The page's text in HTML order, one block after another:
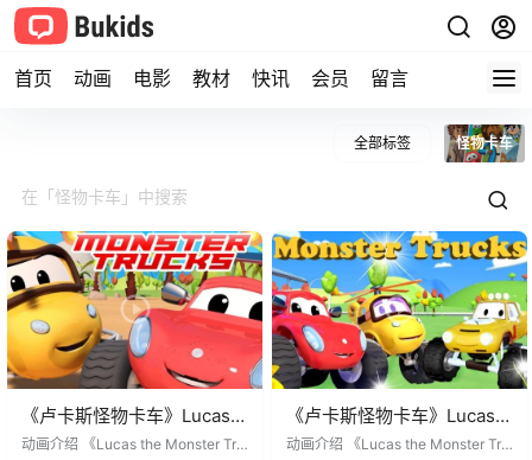
首页 动画 电影 教材 快讯 会员 留言
全部标签 怪物卡车
《卢卡斯怪物卡车》Lucas
the Monster Truck英文版
动画介绍 《Lucas the Monster Tru
《卢卡斯怪物卡车》Lucas
the Monster Truck英文版
动画介绍 《Lucas the Monster Tru